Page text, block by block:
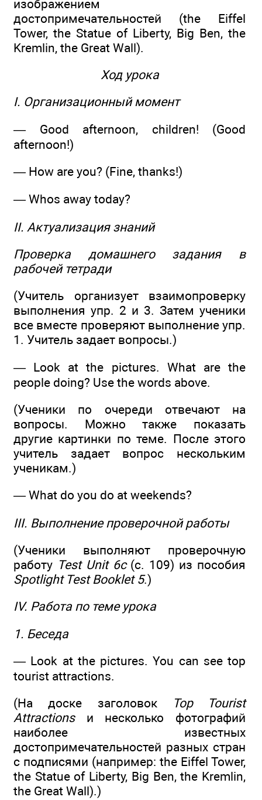
изображением
достопримечательностей (the Eiffel
Tower, the Statue of Liberty, Big Ben, the
Kremlin, the Great Wall).
Ход урока
I. Организационный момент
— Good afternoon, children! (Good
afternoon!)
— How are you? (Fine, thanks!)
— Whos away today?
II. Актуализация знаний
Проверка домашнего задания в
рабочей тетради
(Учитель организует взаимопроверку
выполнения упр. 2 и 3. Затем ученики
все вместе проверяют выполнение упр.
1. Учитель задает вопросы.)
— Look at the pictures. What are the
people doing? Use the words above.
(Ученики по очереди отвечают на
вопросы. Можно также показать
другие картинки по теме. После этого
учитель задает вопрос нескольким
ученикам.)
— What do you do at weekends?
III. Выполнение проверочной работы
(Ученики выполняют проверочную
работу Test Unit 6с(с. 109) из пособия
Spotlight Test Booklet 5.)
IV. Работа по теме урока
1. Беседа
— Look at the pictures. You can see top
tourist attractions.
(На доске заголовок
Top Tourist
Attractionsи несколько фотографий
наиболее известных
достопримечательностей разных стран
с подписями (например: the Eiffel Tower,
the Statue of Liberty, Big Ben, the Kremlin,
the Great Wall).)